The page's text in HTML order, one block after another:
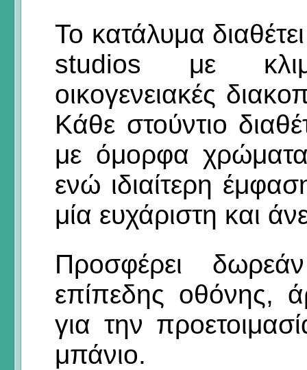
Το κατάλυμα
studios με
οικογενειακές
Κάθε στούντιο
με όμορφα
ενώ ιδιαίτερη
μία ευχάριστη και
Προσφέρει
επίπεδης οθόνης,
για την
μπάνιο.